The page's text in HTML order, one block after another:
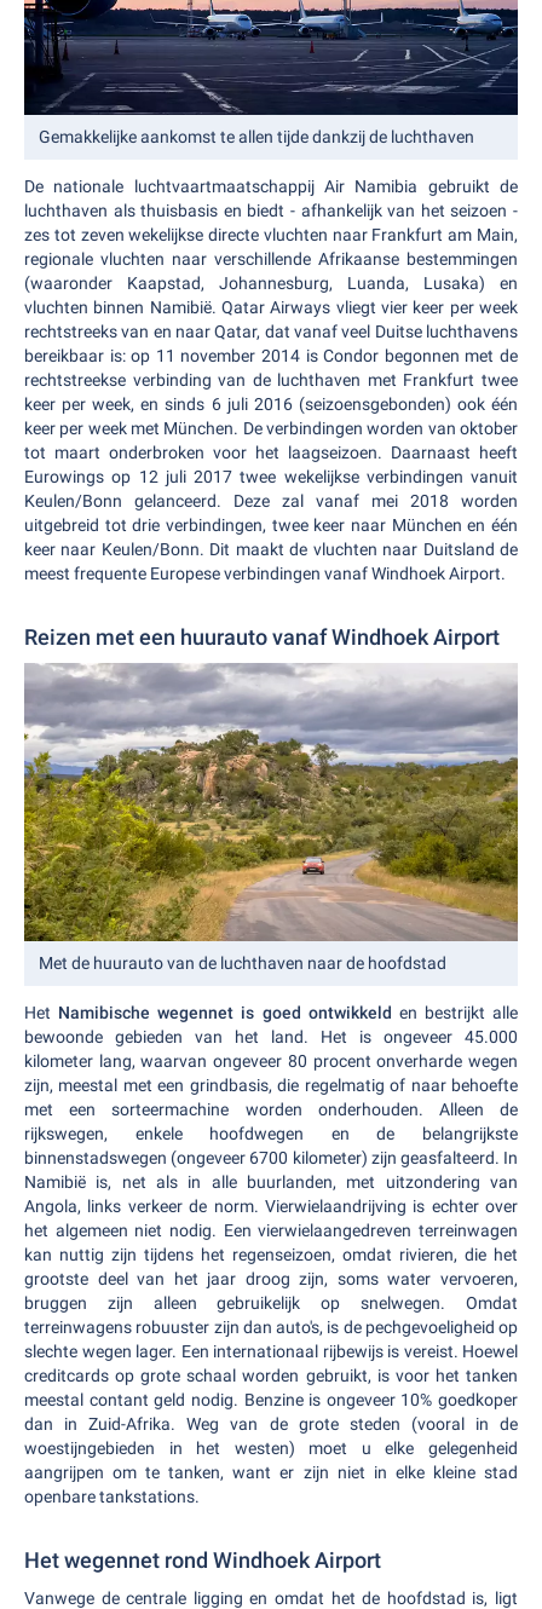
Gemakkelijke aankomst te allen tijde dankzij de luchthaven
De nationale luchtvaartmaatschappij Air Namibia gebruikt de
luchthaven als thuisbasis en biedt - afhankelijk van het seizoen -
zes tot zeven wekelijkse directe vluchten naar Frankfurt am Main,
regionale vluchten naar verschillende Afrikaanse bestemmingen
(waaronder Kaapstad, Johannesburg, Luanda, Lusaka) en
vluchten binnen Namibië. Qatar Airways vliegt vier keer per week
rechtstreeks van en naar Qatar, dat vanaf veel Duitse luchthavens
bereikbaar is: op 11 november 2014 is Condor begonnen met de
rechtstreekse verbinding van de luchthaven met Frankfurt twee
keer per week, en sinds 6 juli 2016 (seizoensgebonden) ook één
keer per week met München. De verbindingen worden van oktober
tot maart onderbroken voor het laagseizoen. Daarnaast heeft
Eurowings op 12 juli 2017 twee wekelijkse verbindingen vanuit
Keulen/Bonn gelanceerd. Deze zal vanaf mei 2018 worden
uitgebreid tot drie verbindingen, twee keer naar München en één
keer naar Keulen/Bonn. Dit maakt de vluchten naar Duitsland de
meest frequente Europese verbindingen vanaf Windhoek Airport.
Reizen met een huurauto vanaf Windhoek Airport
Met de huurauto van de luchthaven naar de hoofdstad
Het Namibische wegennet is goed ontwikkeld en bestrijkt alle
bewoonde gebieden van het land. Het is ongeveer 45.000
kilometer lang, waarvan ongeveer 80 procent onverharde wegen
zijn, meestal met een grindbasis, die regelmatig of naar behoefte
met een sorteermachine worden onderhouden. Alleen de
rijkswegen, enkele hoofdwegen en de belangrijkste
binnenstadswegen (ongeveer 6700 kilometer) zijn geasfalteerd. In
Namibië is, net als in alle buurlanden, met uitzondering van
Angola, links verkeer de norm. Vierwielaandrijving is echter over
het algemeen niet nodig. Een vierwielaangedreven terreinwagen
kan nuttig zijn tijdens het regenseizoen, omdat rivieren, die het
grootste deel van het jaar droog zijn, soms water vervoeren,
bruggen zijn alleen gebruikelijk op snelwegen. Omdat
terreinwagens robuuster zijn dan auto's, is de pechgevoeligheid op
slechte wegen lager. Een internationaal rijbewijs is vereist. Hoewel
creditcards op grote schaal worden gebruikt, is voor het tanken
meestal contant geld nodig. Benzine is ongeveer 10% goedkoper
dan in Zuid-Afrika. Weg van de grote steden (vooral in de
woestijngebieden in het westen) moet u elke gelegenheid
aangrijpen om te tanken, want er zijn niet in elke kleine stad
openbare tankstations.
Het wegennet rond Windhoek Airport
Vanwege de centrale ligging en omdat het de hoofdstad is, ligt